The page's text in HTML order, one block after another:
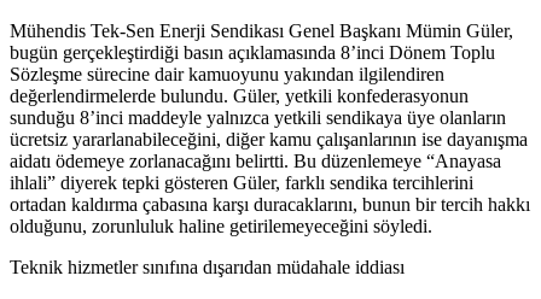
Mühendis Tek-Sen Enerji Sendikası Genel Başkanı Mümin Güler,
bugün gerçekleştirdiği basın açıklamasında 8’inci Dönem Toplu
Sözleşme sürecine dair kamuoyunu yakından ilgilendiren
değerlendirmelerde bulundu. Güler, yetkili konfederasyonun
sunduğu 8’inci maddeyle yalnızca yetkili sendikaya üye olanların
ücretsiz yararlanabileceğini, diğer kamu çalışanlarının ise dayanışma
aidatı ödemeye zorlanacağını belirtti. Bu düzenlemeye “Anayasa
ihlali” diyerek tepki gösteren Güler, farklı sendika tercihlerini
ortadan kaldırma çabasına karşı duracaklarını, bunun bir tercih hakkı
olduğunu, zorunluluk haline getirilemeyeceğini söyledi.
Teknik hizmetler sınıfına dışarıdan müdahale iddiası